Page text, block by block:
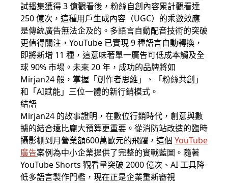
試播集獲得 3 億觀看後，粉絲自創內容累計觀看達
250 億次，這種用戶生成內容（UGC）的乘數效應
是傳統廣告無法企及的。多語言自動配音技術的突破
更值得關注，YouTube 已實現 9 種語言自動轉換，
即將新增 11 種，這意味著單一廣告可低成本觸及全
球 90% 市場。未來 20 年，成功的品牌將如
Mirjan24 般，掌握「創作者思維」、「粉絲共創」
和「AI賦能」三位一體的新行銷模式。
結語
Mirjan24 的故事證明，在數位行銷時代，創意與數
據的結合遠比龐大預算更重要。從消防站改造的臨時
攝影棚到月營業額600萬歐元的飛躍，這個 YouTube
廣告案例為中小企業提供了完整的實戰藍圖。隨著
YouTube Shorts 觀看量突破 2000 億次、AI 工具降
低多語言製作門檻，現在正是企業重新審視